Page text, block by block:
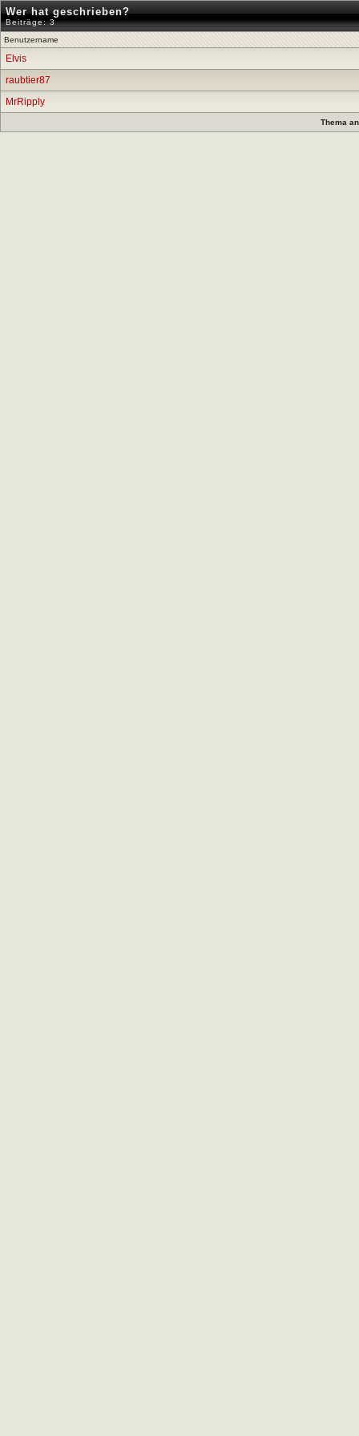
Wer hat geschrieben?
Beiträge: 3
Benutzername
Elvis
raubtier87
MrRipply
Thema